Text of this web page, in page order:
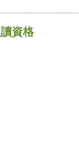
資格